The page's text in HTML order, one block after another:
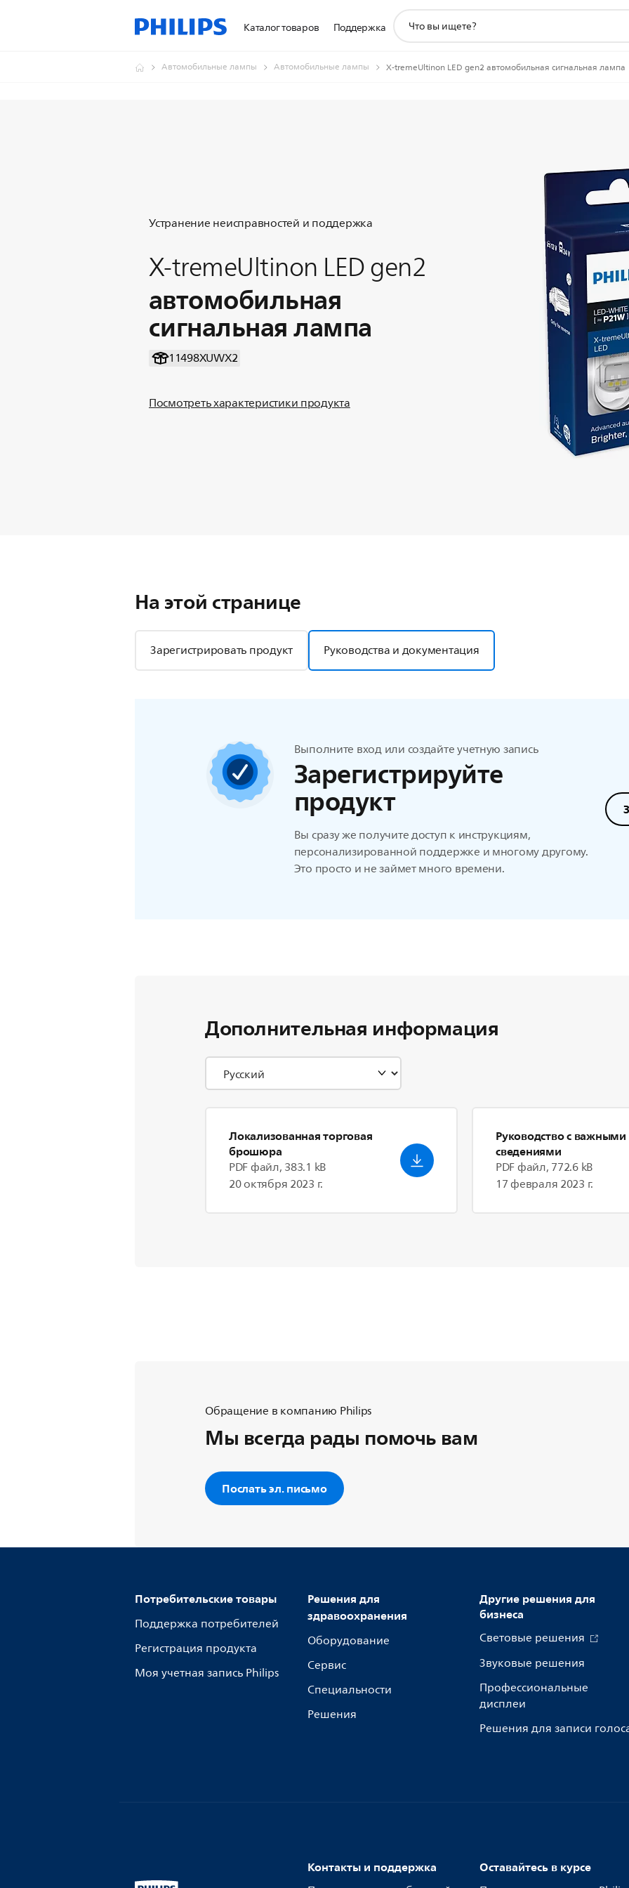
Каталог товаров Поддержка
поддержки
Автомобильные лампы Автомобильные лампы X-tremeUltinon LED gen2 автомобильная сигнальная лампа
Устранение неисправностей и поддержка
X-tremeUltinon LED gen2
автомобильная
сигнальная лампа
11498XUWX2
Посмотреть характеристики продукта
На этой странице
Зарегистрировать продукт Руководства и документация
Выполните вход или создайте учетную запись
Зарегистрируйте
продукт
Вы сразу же получите доступ к инструкциям,
персонализированной поддержке и многому другому.
Это просто и не займет много времени.
Дополнительная информация
Локализованная торговая
брошюра
PDF файл, 383.1 kB
20 октября 2023 г.
Руководство с важными
сведениями
PDF файл, 772.6 kB
17 февраля 2023 г.
Обращение в компанию Philips
Мы всегда рады помочь вам
Послать эл. письмо
Потребительские товары
Поддержка потребителей
Регистрация продукта
Моя учетная запись Philips
Решения для
здравоохранения
Оборудование
Сервис
Специальности
Решения
Другие решения для
бизнеса
Световые решения
Звуковые решения
Профессиональные
дисплеи
Решения для записи
Контакты и поддержка Оставайтесь в курсе